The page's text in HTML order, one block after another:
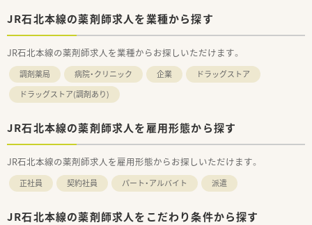
JR石北本線の薬剤師求人を業種から探す
JR石北本線の薬剤師求人を業種からお探しいただけます。
調剤薬局 病院・クリニック 企業
ドラッグストア
ドラッグストア(調剤あり)
JR石北本線の薬剤師求人を雇用形態から探す
JR石北本線の薬剤師求人を雇用形態からお探しいただけます。
正社員 契約社員 パート・アルバイト 派遣
JR石北本線の薬剤師求人をこだわり条件から探す